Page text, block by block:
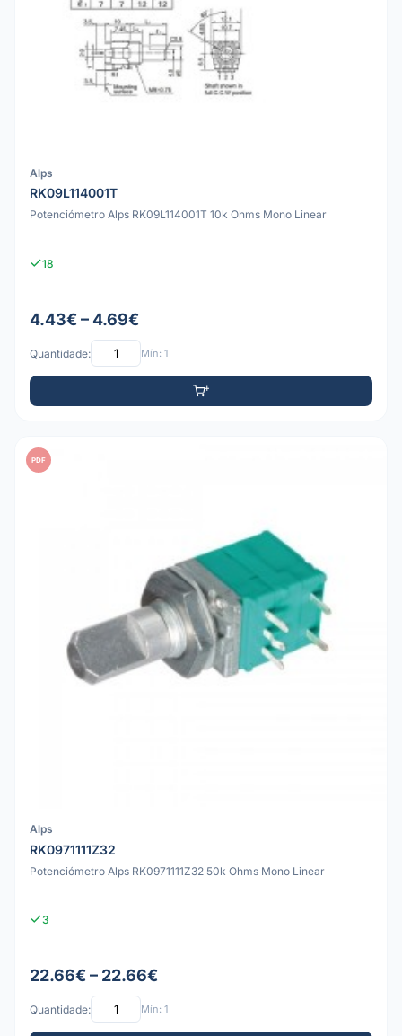
Alps
RK09L114001T
Potenciómetro Alps RK09L114001T 10k Ohms Mono Linear
18
4.43€ – 4.69€
Quantidade: Mín: 1
PDF
Alps
RK0971111Z32
Potenciómetro Alps RK0971111Z32 50k Ohms Mono Linear
3
22.66€ – 22.66€
Quantidade: Mín: 1